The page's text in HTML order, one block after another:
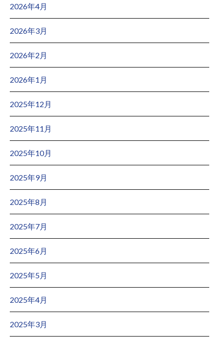
2026年4月
2026年3月
2026年2月
2026年1月
2025年12月
2025年11月
2025年10月
2025年9月
2025年8月
2025年7月
2025年6月
2025年5月
2025年4月
2025年3月